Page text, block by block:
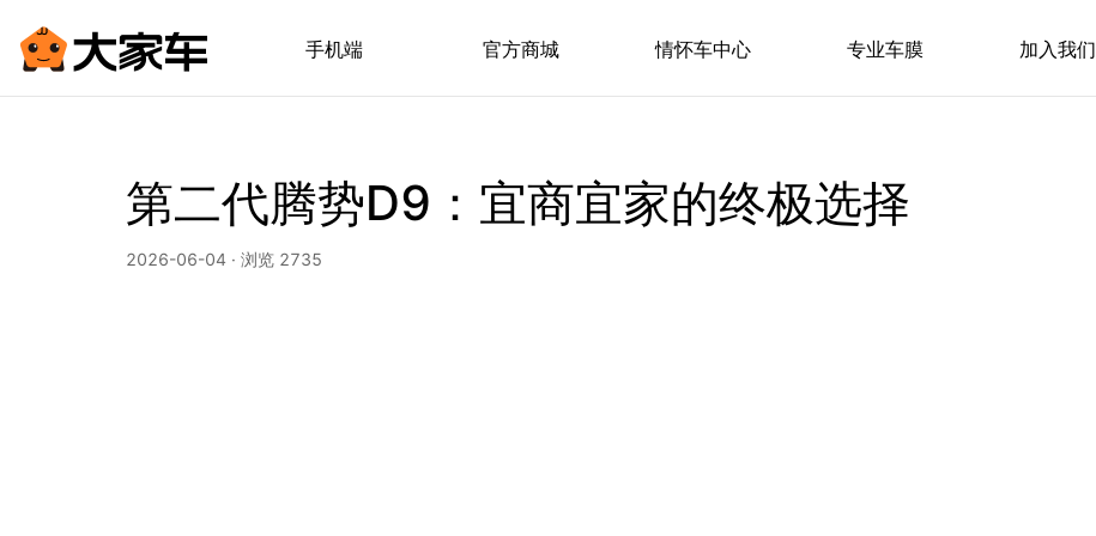
手机端 官方商城 情怀车中心 专业车膜 加入我们
第二代腾势D9：宜商宜家的终极选择
2026-06-04 · 浏览 2735